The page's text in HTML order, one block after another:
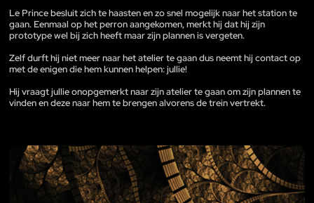
Le Prince besluit zich te haasten en zo snel mogelijk naar het station te
gaan. Eenmaal op het perron aangekomen, merkt hij dat hij zijn
prototype wel bij zich heeft maar zijn plannen is vergeten.
Zelf durft hij niet meer naar het atelier te gaan dus neemt hij contact op
met de enigen die hem kunnen helpen: jullie!
Hij vraagt jullie onopgemerkt naar zijn atelier te gaan om zijn plannen te
vinden en deze naar hem te brengen alvorens de trein vertrekt.